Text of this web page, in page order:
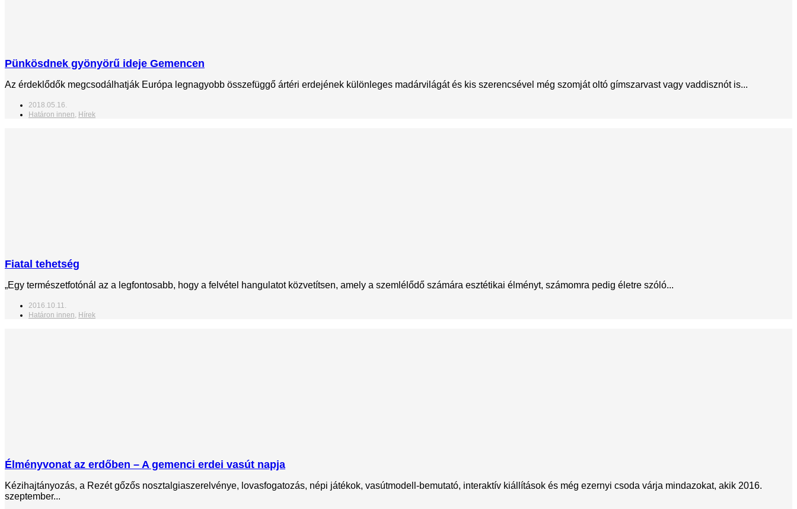
Pünkösdnek gyönyörű ideje Gemencen
Az érdeklődők megcsodálhatják Európa legnagyobb összefüggő ártéri erdejének különleges madárvilágát és kis szerencsével még szomját oltó gímszarvast vagy vaddisznót is...
2018.05.16.
Határon innen, Hírek
Fiatal tehetség
„Egy természetfotónál az a legfontosabb, hogy a felvétel hangulatot közvetítsen, amely a szemlélődő számára esztétikai élményt, számomra pedig életre szóló...
2016.10.11.
Határon innen Hírek
Élményvonat az erdőben – A gemenci erdei vasút napja
Kézihajtányozás, a Rezét gőzős nosztalgiaszerelvénye, lovasfogatozás, népi játékok, vasútmodell-bemutató, interaktív kiállítások és még ezernyi csoda várja mindazokat, akik 2016.
szeptember...